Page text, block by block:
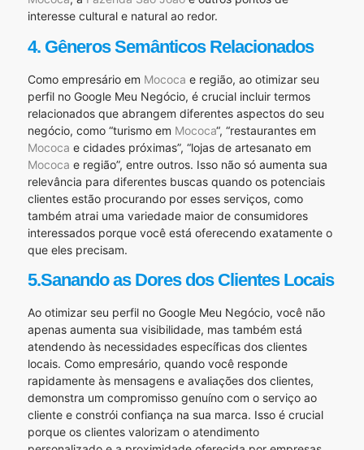
interesse cultural e natural ao redor.
4. Gêneros Semânticos Relacionados
Como empresário em Mococa e região, ao otimizar seu
perfil no Google Meu Negócio, é crucial incluir termos
relacionados que abrangem diferentes aspectos do seu
negócio, como “turismo em Mococa“, “restaurantes em
Mococa e cidades próximas”, “lojas de artesanato em
Mococa e região”, entre outros. Isso não só aumenta sua
relevância para diferentes buscas quando os potenciais
clientes estão procurando por esses serviços, como
também atrai uma variedade maior de consumidores
interessados porque você está oferecendo exatamente o
que eles precisam.
5.Sanando as Dores dos Clientes Locais
Ao otimizar seu perfil no Google Meu Negócio, você não
apenas aumenta sua visibilidade, mas também está
atendendo às necessidades específicas dos clientes
locais. Como empresário, quando você responde
rapidamente às mensagens e avaliações dos clientes,
demonstra um compromisso genuíno com o serviço ao
cliente e constrói confiança na sua marca. Isso é crucial
porque os clientes valorizam o atendimento